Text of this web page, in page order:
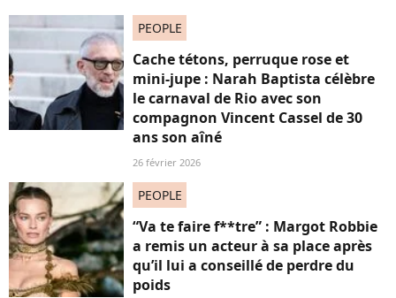
PEOPLE
Cache tétons, perruque rose et
mini-jupe : Narah Baptista célèbre
le carnaval de Rio avec son
compagnon Vincent Cassel de 30
ans son aîné
26 février 2026
PEOPLE
“Va te faire f**tre” : Margot Robbie
a remis un acteur à sa place après
qu’il lui a conseillé de perdre du
poids